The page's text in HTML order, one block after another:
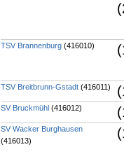
TSV Brannenburg (416010)
TSV Breitbrunn-Gstadt (416011)
SV Bruckmühl (416012)
SV Wacker Burghausen
(416013)